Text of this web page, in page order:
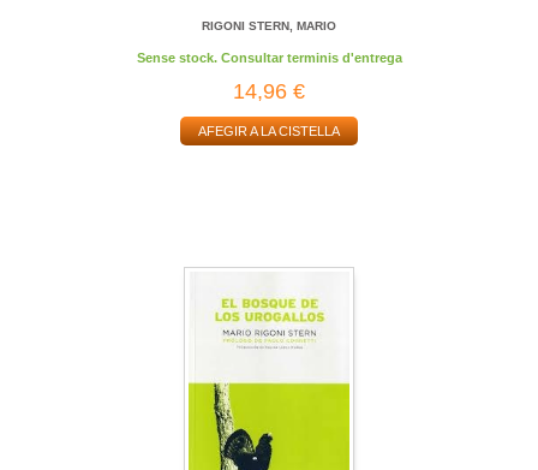
RIGONI STERN, MARIO
Sense stock. Consultar terminis d'entrega
14,96 €
AFEGIR A LA CISTELLA